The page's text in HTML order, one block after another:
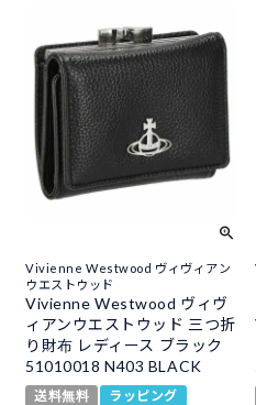
Vivienne Westwood ヴィヴィアン
ウエストウッド
Vivienne Westwood ヴィヴ
ィアンウエストウッド 三つ折
り財布 レディース ブラック
51010018 N403 BLACK
送料無料
ラッピング